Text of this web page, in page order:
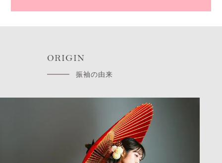
ORIGIN
振袖の由来